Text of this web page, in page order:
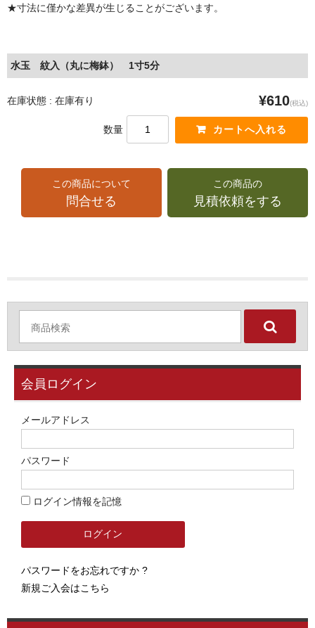
★寸法に僅かな差異が生じることがございます。
水玉 紋入（丸に梅鉢） 1寸5分
在庫状態 : 在庫有り ¥610(税込)
数量
この商品について
問合せる
この商品の
見積依頼をする
会員ログイン
メールアドレス
パスワード
ログイン情報を記憶
パスワードをお忘れですか ?
新規ご入会はこちら